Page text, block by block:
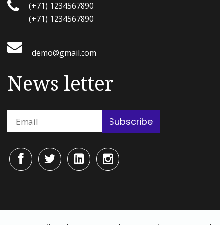
(+71) 1234567890
(+71) 1234567890
demo@gmail.com
News letter
Subscribe